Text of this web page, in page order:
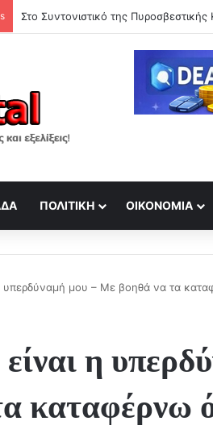
Στο Συντονιστικό της
ΠΟΛΙΤΙΚΉ ΟΙΚΟΝΟΜΊΑ
υπερδύναμή μου – Με βοηθά να τα
η
καταφέρνω